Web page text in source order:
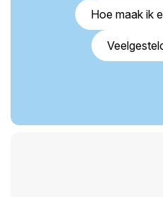
Hoe maak ik